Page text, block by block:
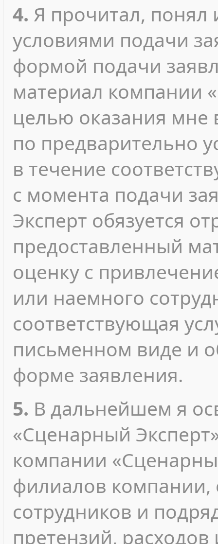
4. Я прочитал, понял
условиями подачи
формой подачи
материал компании
целью оказания мне
по предварительно
в течение
с момента подачи
Эксперт обязуется
предоставленный
оценку с
или наемного
соответствующая
письменном виде и
форме заявления.
5. В дальнейшем я
«Сценарный
компании
филиалов компании,
сотрудников и
претензий, расходов